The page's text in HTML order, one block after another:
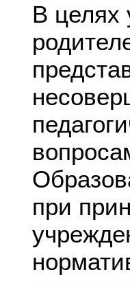
В целях
при